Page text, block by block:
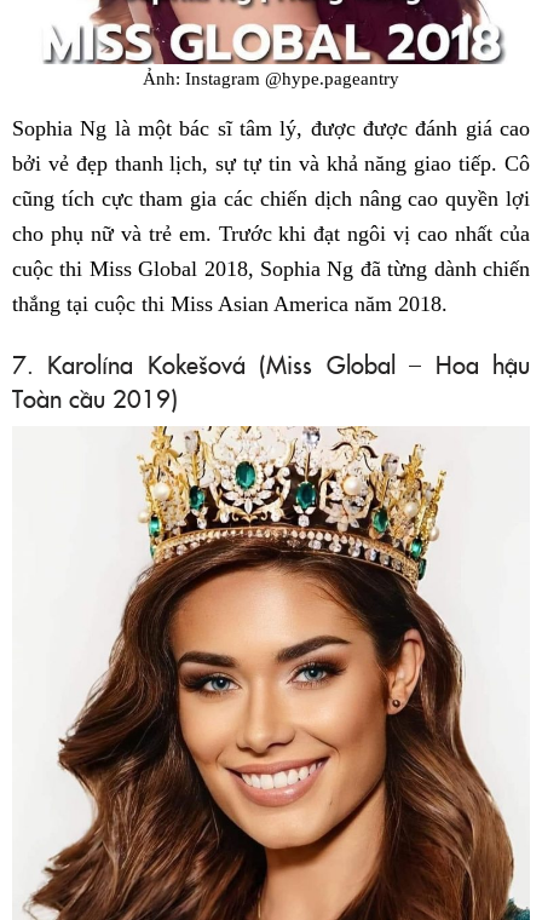
Ảnh: Instagram @hype.pageantry
Sophia Ng là một bác sĩ tâm lý, được được đánh giá cao
bởi vẻ đẹp thanh lịch, sự tự tin và khả năng giao tiếp. Cô
cũng tích cực tham gia các chiến dịch nâng cao quyền lợi
cho phụ nữ và trẻ em. Trước khi đạt ngôi vị cao nhất của
cuộc thi Miss Global 2018, Sophia Ng đã từng dành chiến
thắng tại cuộc thi Miss Asian America năm 2018.
7. Karolína Kokešová (Miss Global – Hoa hậu
Toàn cầu 2019)